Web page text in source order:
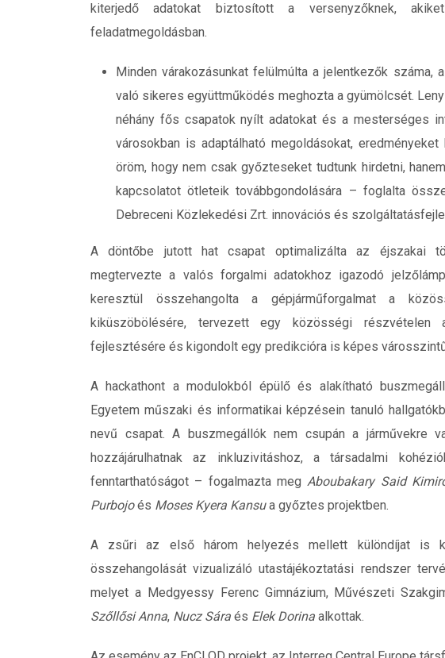
kiterjedő adatokat biztosított a versenyzőknek,
feladatmegoldásban.
Minden várakozásunkat felülmúlta a jelentkezők száma,
való sikeres együttműködés meghozta a gyümölcsét.
néhány fős csapatok nyílt adatokat és a mesterséges
városokban is adaptálható megoldásokat,
öröm, hogy nem csak győzteseket tudtunk hirdetni,
kapcsolatot ötleteik továbbgondolására – foglalta
Debreceni Közlekedési Zrt. innovációs és
A döntőbe jutott hat csapat optimalizálta az éjszakai
megtervezte a valós forgalmi adatokhoz igazodó
keresztül összehangolta a gépjárműforgalmat a
kiküszöbölésére, tervezett egy közösségi részvételen
fejlesztésére és kigondolt egy predikcióra is képes
A hackathont a modulokból épülő és alakítható
Egyetem műszaki és informatikai képzésein tanuló
nevű csapat. A buszmegállók nem csupán a járművekre
hozzájárulhatnak az inkluzivitáshoz, a társadalmi
fenntarthatóságot – fogalmazta megAboubakary Said
Purbojoés Moses Kyera Kansua győztes projektben.
A zsűri az első három helyezés mellett különdíjat is
összehangolását vizualizáló utastájékoztatási rendszer
melyet a Medgyessy Ferenc Gimnázium, Művészeti
Szőllősi Anna, Nucz Sára és Elek Dorina alkottak.